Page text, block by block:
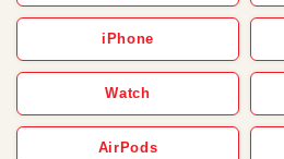
iPhone
Watch
AirPods